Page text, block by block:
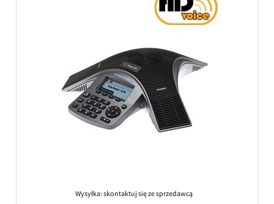
Wysyłka:skontaktuj się ze sprzedawcą